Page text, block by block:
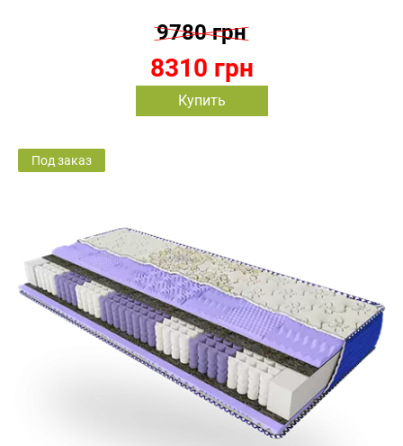
8310 грн
9780 грн
Купить
Под заказ